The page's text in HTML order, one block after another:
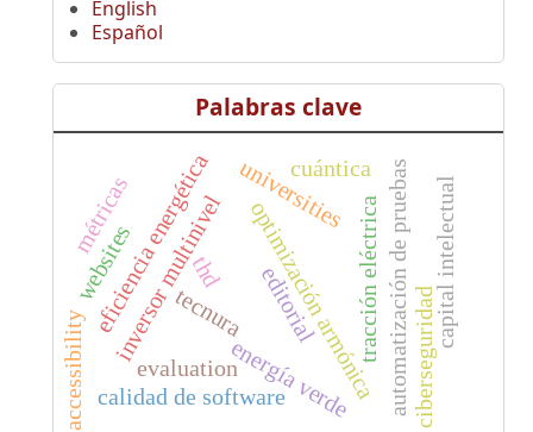
English
Español
Palabras clave
editorial
tecnura
inversor multiniveloptimización armónica
thd tracción eléctrica
energía verde
eficiencia energética automatización de pruebas
calidad de software
accessibility evaluation
websites
universities
ciberseguridad
cuántica
métricas capital intelectual